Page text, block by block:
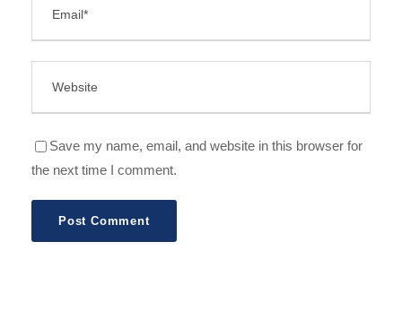
Save my name, email, and website in this browser for
the next time I comment.